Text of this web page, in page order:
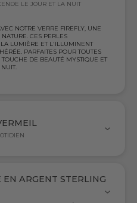
LE JOUR ET LA NUIT
NOTRE VERRE FIREFLY, UNE
CES PERLES
LA LUMIÈRE ET L'ILLUMINENT
PARFAITES POUR TOUTES
DE BEAUTÉ MYSTIQUE ET
ARGENT STERLING